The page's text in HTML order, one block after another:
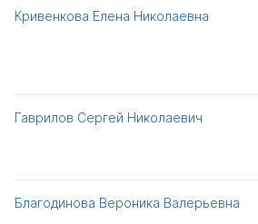
Кривенкова Елена Николаевна
Гаврилов Сергей Николаевич
Благодинова Вероника Валерьевна